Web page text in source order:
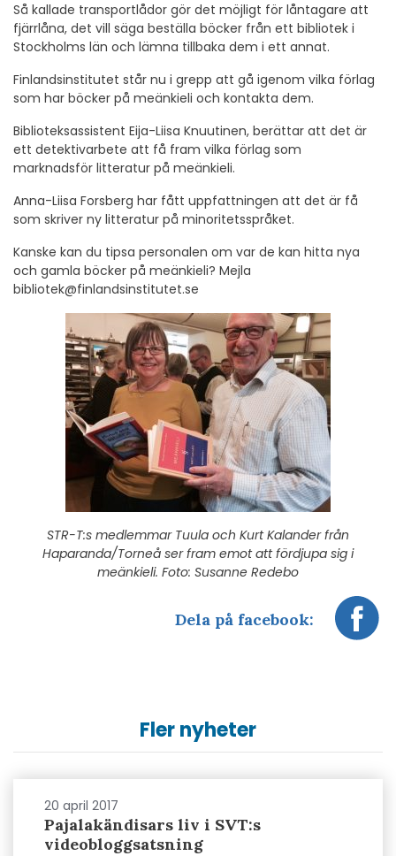
Så kallade transportlådor gör det möjligt för låntagare att
fjärrlåna, det vill säga beställa böcker från ett bibliotek i
Stockholms län och lämna tillbaka dem i ett annat.
Finlandsinstitutet står nu i grepp att gå igenom vilka förlag
som har böcker på meänkieli och kontakta dem.
Biblioteksassistent Eija-Liisa Knuutinen, berättar att det är
ett detektivarbete att få fram vilka förlag som
marknadsför litteratur på meänkieli.
Anna-Liisa Forsberg har fått uppfattningen att det är få
som skriver ny litteratur på minoritetsspråket.
Kanske kan du tipsa personalen om var de kan hitta nya
och gamla böcker på meänkieli? Mejla
bibliotek@finlandsinstitutet.se
STR-T:s medlemmar Tuula och Kurt Kalander från
Haparanda/Torneå ser fram emot att fördjupa sig i
meänkieli. Foto: Susanne Redebo
Dela på facebook:
Fler nyheter
20 april 2017
Pajalakändisars liv i SVT:s
videobloggsatsning